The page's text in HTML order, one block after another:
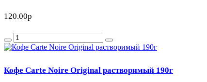
120.00р
Кофе Carte Noire Original растворимый 190г